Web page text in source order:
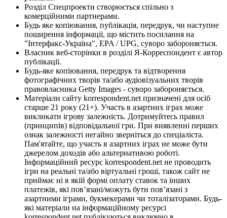
Розділ Спецпроекти створюється спільно з
комерційними партнерами.
Будь яке копіювання, публікація, передрук, чи наступне
поширення інформації, що містить посилання на
"Інтерфакс-Україна", EPA / UPG, суворо забороняється.
Власник веб-сторінки в розділі Я-Корреспондент є автор
публікації.
Будь-яке копіювання, передрук та відтворення
фотографічних творів та/або аудіовізуальних творів
правовласника Getty Images - суворо забороняється.
Матеріали сайту korrespondent.net призначені для осіб
старше 21 року (21+). Участь в азартних іграх може
викликати ігрову залежність. Дотримуйтесь правил
(принципів) відповідальної гри. При виявленні перших
ознак залежності негайно зверніться до спеціаліста.
Пам'ятайте, що участь в азартних іграх не може бути
джерелом доходів або альтернативою роботі.
Інформаційний ресурс korrespondent.net не проводить
ігри на реальні та/або віртуальні гроші, також сайт не
приймає ні в якій формі оплату ставок та інших
платежів, які пов’язані/можуть бути пов’язані з
азартними іграми, букмекерами чи тоталізаторами. Будь-
які матеріали на інформаційному ресурсі